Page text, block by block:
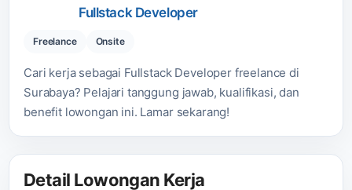
Fullstack Developer
Freelance Onsite
Cari kerja sebagai Fullstack Developer freelance di
Surabaya? Pelajari tanggung jawab, kualifikasi, dan
benefit lowongan ini. Lamar sekarang!
Detail Lowongan Kerja